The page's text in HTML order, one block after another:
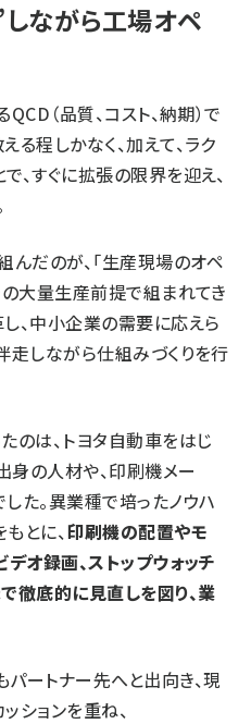
ながら工場オペ
（品質、コスト、納期）で
程しかなく、加えて、ラク
、すぐに拡張の限界を迎え、
んだのが、「生産現場のオペ
の大量生産前提で組まれてき
、中小企業の需要に応えら
走しながら仕組みづくりを行
のは、トヨタ自動車をはじ
の人材や、印刷機メー
た。異業種で培ったノウハ
とに、印刷機の配置やモ
オ録画、ストップウォッチ
徹底的に見直しを図り、業
ートナー先へと出向き、現
ションを重ね、